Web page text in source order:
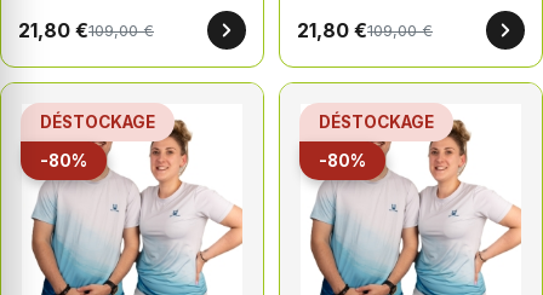
21,80 €109,00 € 21,80 €109,00 €
DÉSTOCKAGE
-80%
DÉSTOCKAGE
-80%